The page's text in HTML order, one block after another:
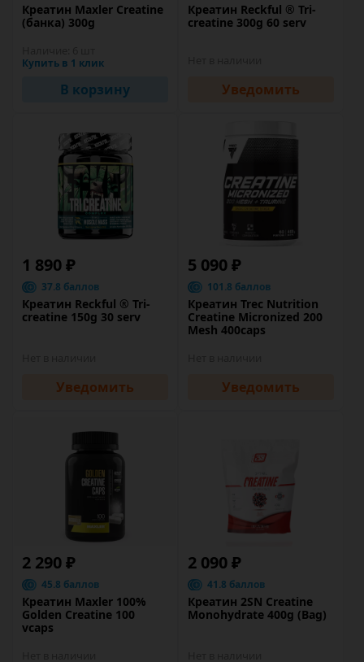
Креатин Maxler Creatine
(банка) 300g
Купить в 1 клик
В корзину
Креатин Reckful ® Tri-
creatine 300g 60 serv
Уведомить
1 890 ₽
37.8 баллов
Креатин Reckful ® Tri-
creatine 150g 30 serv
Уведомить
5 090 ₽
101.8 баллов
Креатин Trec Nutrition
Creatine Micronized 200
Mesh 400caps
Уведомить
2 290 ₽
45.8 баллов
Креатин Maxler 100%
Golden Creatine 100
vcaps
2 090 ₽
41.8 баллов
Креатин 2SN Creatine
Monohydrate 400g (Bag)